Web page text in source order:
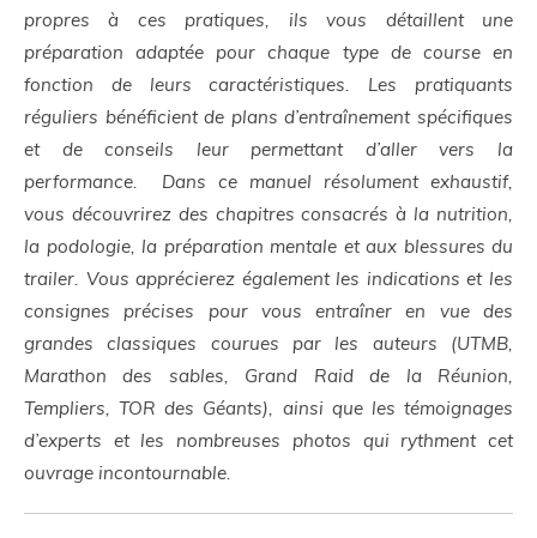
propres à ces pratiques, ils vous détaillent une
préparation adaptée pour chaque type de course en
fonction de leurs caractéristiques. Les pratiquants
réguliers bénéficient de plans d’entraînement spécifiques
et de conseils leur permettant d’aller vers la
performance. Dans ce manuel résolument exhaustif,
vous découvrirez des chapitres consacrés à la nutrition,
la podologie, la préparation mentale et aux blessures du
trailer. Vous apprécierez également les indications et les
consignes précises pour vous entraîner en vue des
grandes classiques courues par les auteurs (UTMB,
Marathon des sables, Grand Raid de la Réunion,
Templiers, TOR des Géants), ainsi que les témoignages
d’experts et les nombreuses photos qui rythment cet
ouvrage incontournable.